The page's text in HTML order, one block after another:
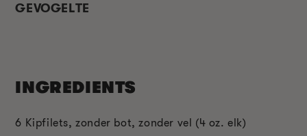
GEVOGELTE
INGREDIENTS
6 Kipfilets, zonder bot, zonder vel (4 oz. elk)